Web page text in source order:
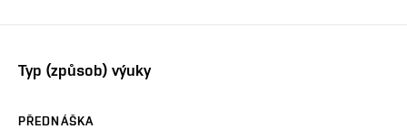
Typ (způsob) výuky
PŘEDNÁŠKA